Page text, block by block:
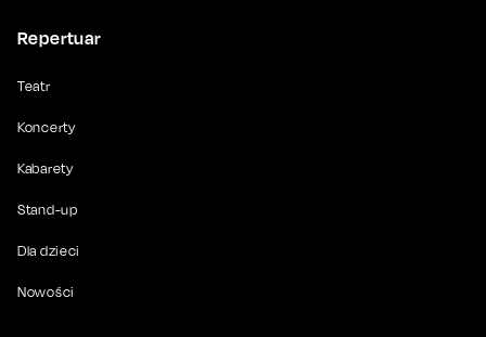
Repertuar
Teatr
Koncerty
Kabarety
Stand-up
Dla dzieci
Nowości